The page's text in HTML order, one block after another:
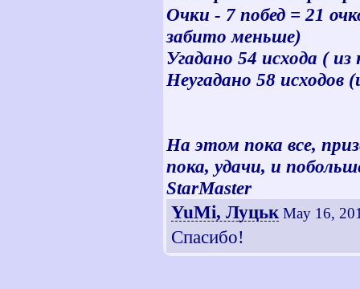
Очки - 7 побед = 21
забито меньше)
Угадано 54 исхода (
Неугадано 58 исходов
На этом пока все,
пока, удачи, и
StarMaster
YuMi, Луцьк May 16,
Спасибо!